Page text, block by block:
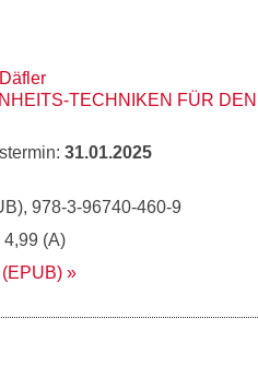
TECHNIKEN FÜR DEN
31.01.2025
978-3-96740-460-9
4,99 (A)